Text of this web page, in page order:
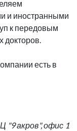
и иностранными
к передовым
докторов.
есть в
"9 акров", офис 1